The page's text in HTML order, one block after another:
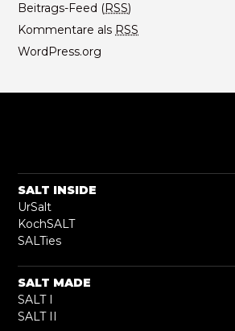
Beitrags-Feed (RSS)
Kommentare als RSS
WordPress.org
SALT INSIDE
UrSalt
KochSALT
SALTies
SALT MADE
SALT I
SALT II